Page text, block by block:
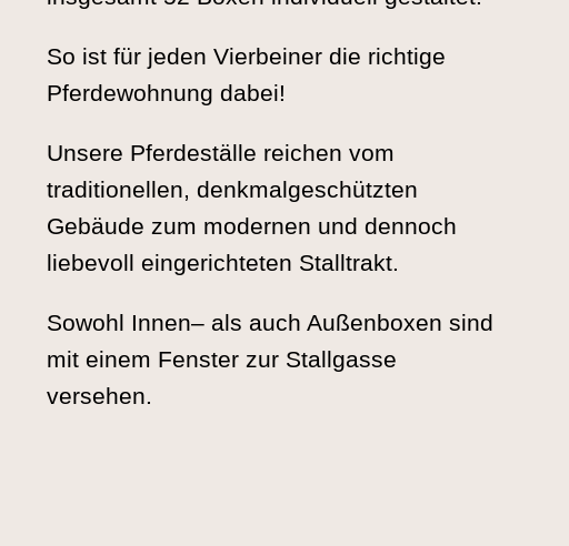
So ist für jeden Vierbeiner die richtige
Pferdewohnung dabei!
Unsere Pferdeställe reichen vom
traditionellen, denkmalgeschützten
Gebäude zum modernen und dennoch
liebevoll eingerichteten Stalltrakt.
Sowohl Innen– als auch Außenboxen sind
mit einem Fenster zur Stallgasse
versehen.